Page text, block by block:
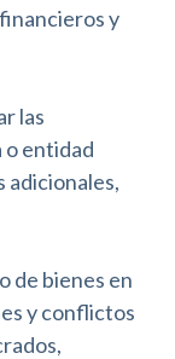
y
las
o entidad
adicionales,
de bienes en
y conflictos